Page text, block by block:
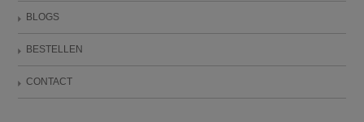
BLOGS
BESTELLEN
CONTACT